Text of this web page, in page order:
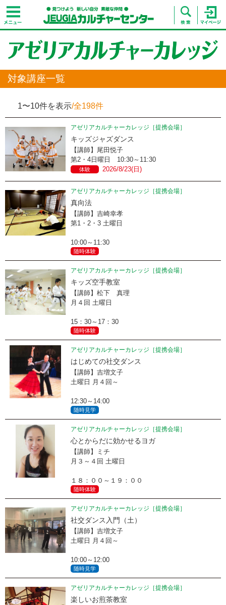
対象講座一覧
1〜10件を表示/全198件
アゼリアカルチャーカレッジ［提携会場］
キッズジャズダンス
【講師】尾田悦子
第2・4日曜日 10:30～11:30
体験 2026/8/23(日)
アゼリアカルチャーカレッジ［提携会場］
真向法
【講師】吉崎幸孝
第1・2・3 土曜日
10:00～11:30
随時体験
アゼリアカルチャーカレッジ［提携会場］
キッズ空手教室
【講師】松下 真理
月４回 土曜日
15：30～17：30
随時体験
アゼリアカルチャーカレッジ［提携会場］
はじめての社交ダンス
【講師】吉増文子
土曜日 月４回～
12:30～14:00
随時見学
アゼリアカルチャーカレッジ［提携会場］
心とからだに効かせるヨガ
【講師】ミチ
月３～４回 土曜日
１８：００～１９：００
随時体験
アゼリアカルチャーカレッジ［提携会場］
社交ダンス入門（土）
【講師】吉増文子
土曜日 月４回～
10:00～12:00
随時見学
アゼリアカルチャーカレッジ［提携会場］
楽しいお煎茶教室